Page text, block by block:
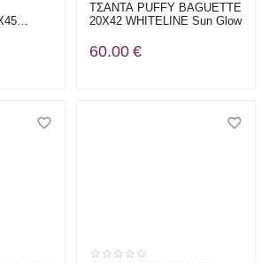
ΤΣΑΝΤΑ PUFFY BAGUETTE
20X42 WHITELINE Sun Glow
60.00 €